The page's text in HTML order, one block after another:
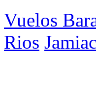
Vuelos
Rios